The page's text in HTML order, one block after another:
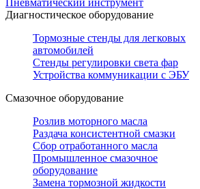
Пневматический инструмент
Диагностическое оборудование
Тормозные стенды для легковых
автомобилей
Стенды регулировки света фар
Устройства коммуникации с ЭБУ
Смазочное оборудование
Розлив моторного масла
Раздача консистентной смазки
Сбор отработанного масла
Промышленное смазочное
оборудование
Замена тормозной жидкости